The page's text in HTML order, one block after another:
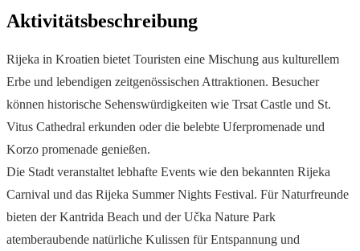
Aktivitätsbeschreibung
Rijeka in Kroatien bietet Touristen eine Mischung aus kulturellem
Erbe und lebendigen zeitgenössischen Attraktionen. Besucher
können historische Sehenswürdigkeiten wie Trsat Castle und St.
Vitus Cathedral erkunden oder die belebte Uferpromenade und
Korzo promenade genießen.
Die Stadt veranstaltet lebhafte Events wie den bekannten Rijeka
Carnival und das Rijeka Summer Nights Festival. Für Naturfreunde
bieten der Kantrida Beach und der Učka Nature Park
atemberaubende natürliche Kulissen für Entspannung und